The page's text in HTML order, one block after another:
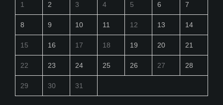
1 2 3 4 5 6 7
8 9 10 11 12 13 14
15 16 17 18 19 20 21
22 23 24 25 26 27 28
29 30 31